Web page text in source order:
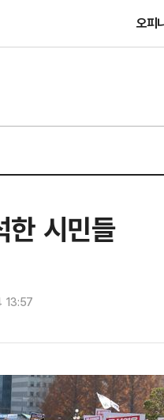
오피
한 시민들
13:57